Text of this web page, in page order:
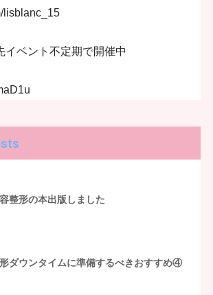
lisblanc_15
イベント不定期で開催中
整形の本出版しました
ダウンタイムに準備するべきおすすめ④